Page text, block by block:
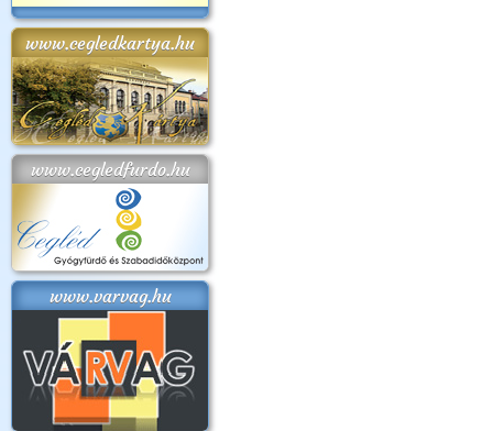
www.cegledkartya.hu
www.cegledfurdo.hu
www.varvag.hu